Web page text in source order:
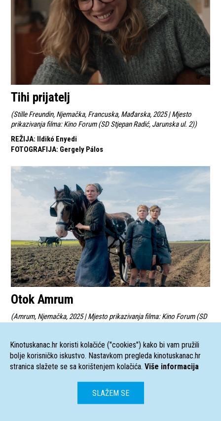
Tihi prijatelj
(Stille Freundin, Njemačka, Francuska, Mađarska, 2025 | Mjesto
prikazivanja filma: Kino Forum (SD Stjepan Radić, Jarunska ul. 2))
REŽIJA: Ildikó Enyedi
FOTOGRAFIJA: Gergely Pálos
Otok Amrum
(Amrum, Njemačka, 2025 | Mjesto prikazivanja filma: Kino Forum (SD
REŽIJA:Fatih Akin
FOTOGRAFIJA
Karl Walter Lindenlaub
Kinotuskanac.hr koristi kolačiće ("cookies") kako bi vam pružili
bolje korisničko iskustvo. Nastavkom pregleda kinotuskanac.hr
stranica slažete se sa korištenjem kolačića. Više informacija
SLAŽEM SE